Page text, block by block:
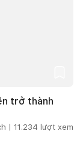
trở thành
| 11.234 lượt xem